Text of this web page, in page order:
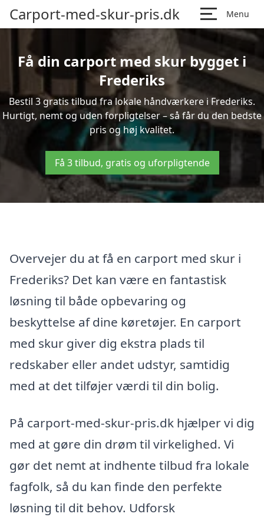
Carport-med-skur-pris.dk Menu
Få din carport med skur bygget i
Frederiks
Bestil 3 gratis tilbud fra lokale håndværkere i Frederiks.
Hurtigt, nemt og uden forpligtelser – så får du den bedste
pris og høj kvalitet.
Få 3 tilbud, gratis og uforpligtende
Overvejer du at få en carport med skur i
Frederiks? Det kan være en fantastisk
løsning til både opbevaring og
beskyttelse af dine køretøjer. En carport
med skur giver dig ekstra plads til
redskaber eller andet udstyr, samtidig
med at det tilføjer værdi til din bolig.
På carport-med-skur-pris.dk hjælper vi dig
med at gøre din drøm til virkelighed. Vi
gør det nemt at indhente tilbud fra lokale
fagfolk, så du kan finde den perfekte
løsning til dit behov. Udforsk